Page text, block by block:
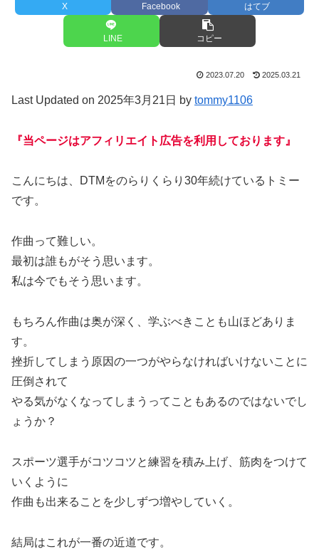
X Facebook はてブ
LINE コピー
2023.07.20 2025.03.21
Last Updated on 2025年3月21日 by tommy1106
『当ページはアフィリエイト広告を利用しております』
こんにちは、DTMをのらりくらり30年続けているトミー
です。
作曲って難しい。
最初は誰もがそう思います。
私は今でもそう思います。
もちろん作曲は奥が深く、学ぶべきことも山ほどありま
す。
挫折してしまう原因の一つがやらなければいけないことに
圧倒されて
やる気がなくなってしまうってこともあるのではないでし
ょうか？
スポーツ選手がコツコツと練習を積み上げ、筋肉をつけて
いくように
作曲も出来ることを少しずつ増やしていく。
結局はこれが一番の近道です。